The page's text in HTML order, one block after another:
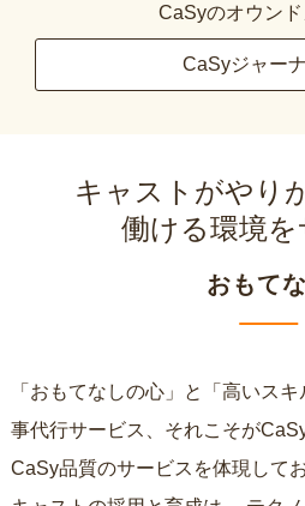
CaSyのオウン
CaSyジャー
キャストがやり
働ける環境を
おもて
「おもてなしの心」と「高いス
事代行サービス、それこそが
CaSy品質のサービスを体現して